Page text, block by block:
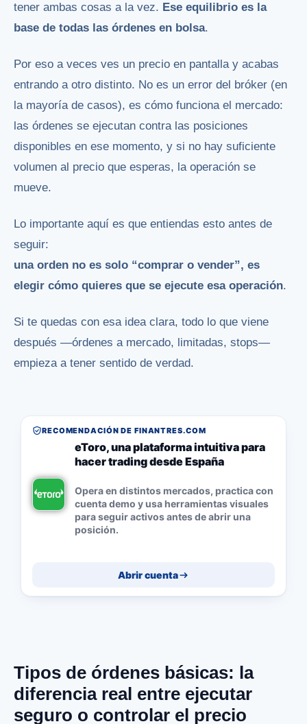
tener ambas cosas a la vez. Ese equilibrio es la
base de todas las órdenes en bolsa.
Por eso a veces ves un precio en pantalla y acabas
entrando a otro distinto. No es un error del bróker (en
la mayoría de casos), es cómo funciona el mercado:
las órdenes se ejecutan contra las posiciones
disponibles en ese momento, y si no hay suficiente
volumen al precio que esperas, la operación se
mueve.
Lo importante aquí es que entiendas esto antes de
seguir:
una orden no es solo “comprar o vender”, es
elegir cómo quieres que se ejecute esa operación.
Si te quedas con esa idea clara, todo lo que viene
después —órdenes a mercado, limitadas, stops—
empieza a tener sentido de verdad.
RECOMENDACIÓN DE FINANTRES.COM
eToro, una plataforma intuitiva para
hacer trading desde España
Opera en distintos mercados, practica con
cuenta demo y usa herramientas visuales
para seguir activos antes de abrir una
posición.
Abrir cuenta
Tipos de órdenes básicas: la
diferencia real entre ejecutar
seguro o controlar el precio